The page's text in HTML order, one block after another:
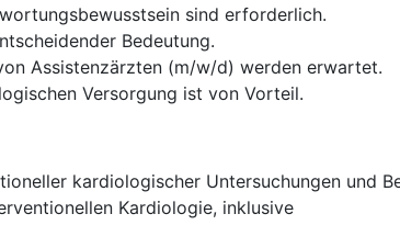
sind erforderlich.
Bedeutung.
Assistenzärzten (m/w/d) werden erwartet.
Versorgung ist von Vorteil.
kardiologischer Untersuchungen und
Kardiologie, inklusive